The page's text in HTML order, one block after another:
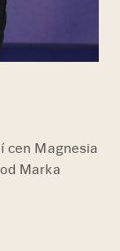
cen Magnesia
Marka